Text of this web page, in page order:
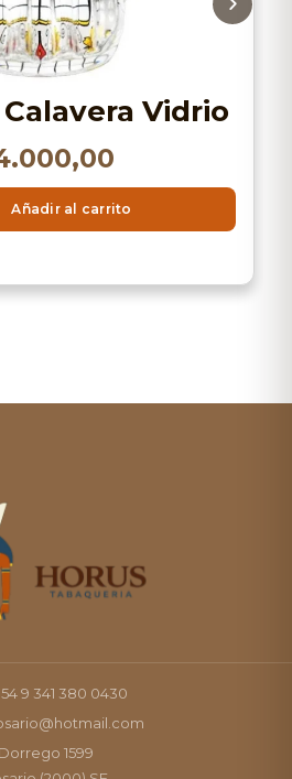
Vidrio
Añadir al carrito
54 9 341 380 0430
Dorrego 1599